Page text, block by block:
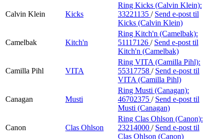
Calvin Klein Kicks
Ring Kicks (Calvin Klein):
33221135 / Send e-post til
Kicks (Calvin Klein)
Camelbak Kitch'n
Ring Kitch'n (Camelbak):
51117126 / Send e-post til
Kitch'n (Camelbak)
Camilla Pihl VITA
Ring VITA (Camilla Pihl):
55317758 / Send e-post til
VITA (Camilla Pihl)
Canagan Musti
Ring Musti (Canagan):
46702375 / Send e-post til
Musti (Canagan)
Canon Clas Ohlson
Ring Clas Ohlson (Canon):
23214000 / Send e-post til
Clas Ohlson (Canon)